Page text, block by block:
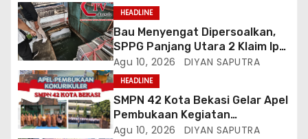
HEADLINE
Bau Menyengat Dipersoalkan,
SPPG Panjang Utara 2 Klaim Ipal
Bagus, Warga: Jangan Buang
Limbah Ke Drainase Kami
Agu 10, 2026 DIYAN SAPUTRA
HEADLINE
SMPN 42 Kota Bekasi Gelar Apel
Pembukaan Kegiatan
Kokurikuler
Agu 10, 2026 DIYAN SAPUTRA